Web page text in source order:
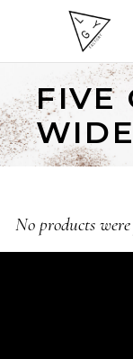
FIVE
WIDE
No products